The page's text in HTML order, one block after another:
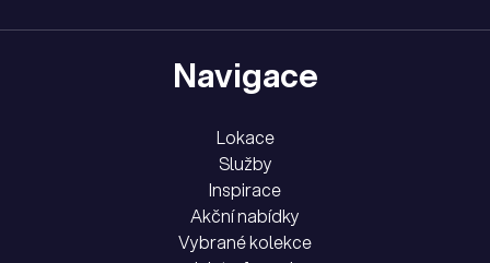
Navigace
Lokace
Služby
Inspirace
Akční nabídky
Vybrané kolekce